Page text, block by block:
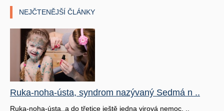
NEJČTENĚJŠÍ ČLÁNKY
Ruka-noha-ústa, syndrom nazývaný Sedmá n ..
Ruka-noha-ústa..a do třetice ještě jedna virová nemoc, ..